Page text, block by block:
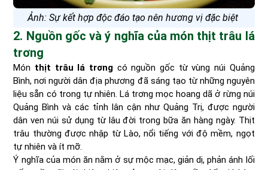
Ảnh: Sự kết hợp độc đáo tạo nên hương vị đặc biệt
2. Nguồn gốc và ý nghĩa của món thịt trâu lá
trơng
Món thịt trâu lá trơng có nguồn gốc từ vùng núi Quảng
Bình, nơi người dân địa phương đã sáng tạo từ những nguyên
liệu sẵn có trong tự nhiên. Lá trơng mọc hoang dã ở rừng núi
Quảng Bình và các tỉnh lân cận như Quảng Trị, được người
dân ven núi sử dụng từ lâu đời trong bữa ăn hàng ngày. Thịt
trâu thường được nhập từ Lào, nổi tiếng với độ mềm, ngọt
tự nhiên và ít mỡ.
Ý nghĩa của món ăn nằm ở sự mộc mạc, giản dị, phản ánh lối